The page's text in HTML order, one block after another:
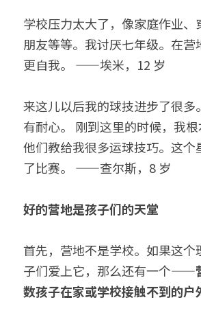
学校压力太大了，像家庭作业、
朋友等等。我讨厌七年级。在营
更自我。 ——埃米，12 岁
来这儿以后我的球技进步了很多
有耐心。 刚到这里的时候，我根
他们教给我很多运球技巧。这个
了比赛。 ——查尔斯，8 岁
好的营地是孩子们的天堂
首先，营地不是学校。如果这个
子们爱上它，那么还有一个——
数孩子在家或学校接触不到的户